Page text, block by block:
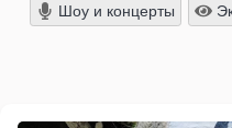
Шоу и концерты